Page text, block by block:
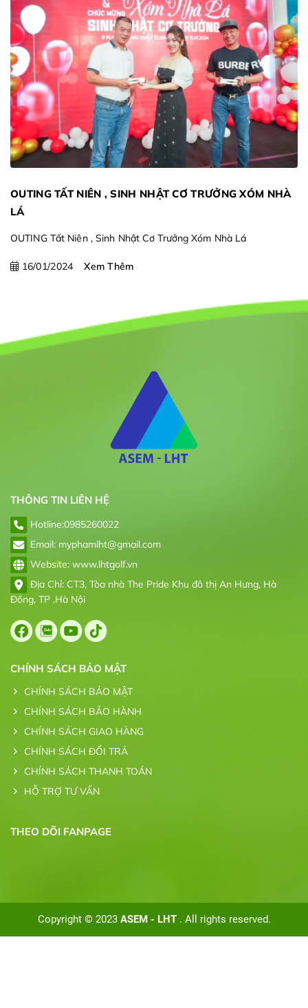
OUTING TẤT NIÊN , SINH NHẬT CƠ TRƯỞNG XÓM NHÀ
LÁ
OUTING Tất Niên , Sinh Nhật Cơ Trưởng Xóm Nhà Lá
16/01/2024 Xem Thêm
THÔNG TIN LIÊN HỆ
Hotline:0985260022
Email: myphamlht@gmail.com
Website: www.lhtgolf.vn
Địa Chỉ: CT3, Tòa nhà The Pride Khu đô thị An Hưng, Hà
Đông, TP .Hà Nội
CHÍNH SÁCH BẢO MẬT
CHÍNH SÁCH BẢO MẬT
CHÍNH SÁCH BẢO HÀNH
CHÍNH SÁCH GIAO HÀNG
CHÍNH SÁCH ĐỔI TRẢ
CHÍNH SÁCH THANH TOÁN
HỖ TRỢ TƯ VẤN
THEO DÕI FANPAGE
Copyright © 2023 ASEM - LHT . All rights reserved.